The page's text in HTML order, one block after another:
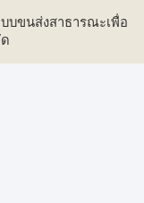
บขนส่งสาธารณะเพื่อ